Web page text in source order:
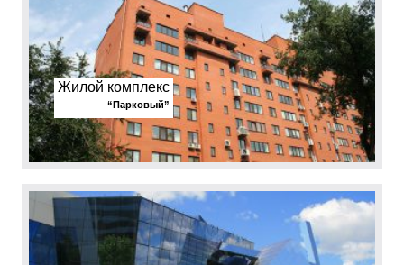
Жилой комплекс
“Парковый”